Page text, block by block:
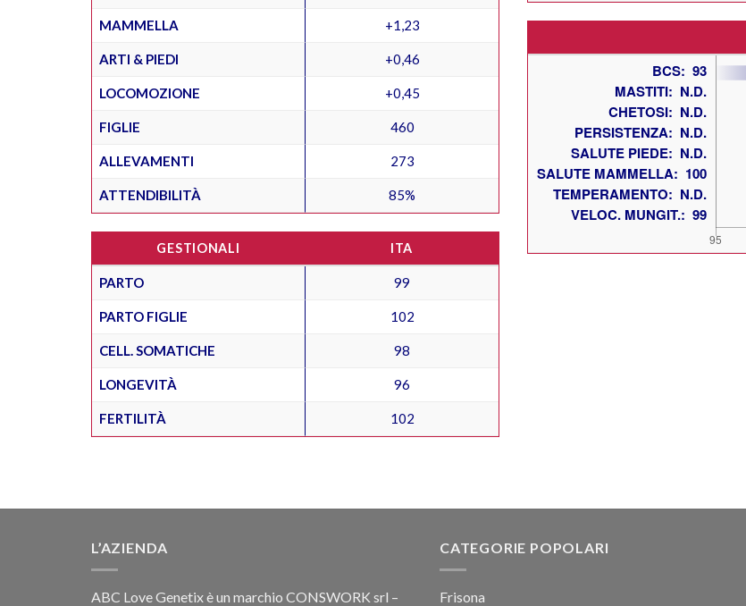
MAMMELLA +1,23
ARTI & PIEDI +0,46
LOCOMOZIONE +0,45
FIGLIE 460
ALLEVAMENTI 273
ATTENDIBILITÀ 85%
GESTIONALI ITA
PARTO 99
PARTO FIGLIE 102
CELL. SOMATICHE 98
LONGEVITÀ 96
FERTILITÀ 102
L’AZIENDA
ABC Love Genetix è un marchio CONSWORK srl –
CATEGORIE POPOLARI
Frisona